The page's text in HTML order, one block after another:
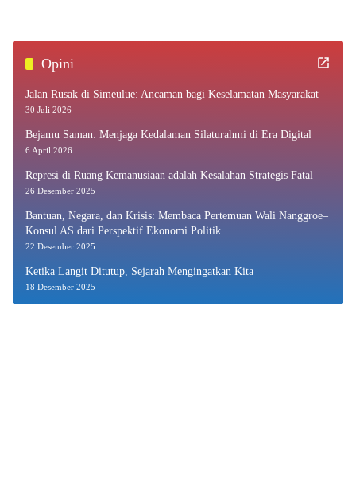
Opini
Jalan Rusak di Simeulue: Ancaman bagi Keselamatan Masyarakat
30 Juli 2026
Bejamu Saman: Menjaga Kedalaman Silaturahmi di Era Digital
6 April 2026
Represi di Ruang Kemanusiaan adalah Kesalahan Strategis Fatal
26 Desember 2025
Bantuan, Negara, dan Krisis: Membaca Pertemuan Wali Nanggroe–
Konsul AS dari Perspektif Ekonomi Politik
22 Desember 2025
Ketika Langit Ditutup, Sejarah Mengingatkan Kita
18 Desember 2025